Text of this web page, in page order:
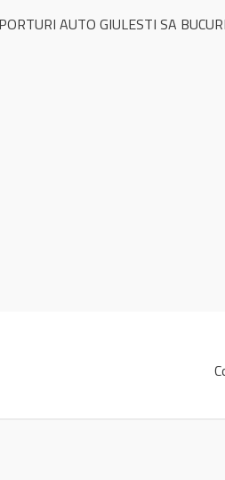
AUTO GIULESTI SA